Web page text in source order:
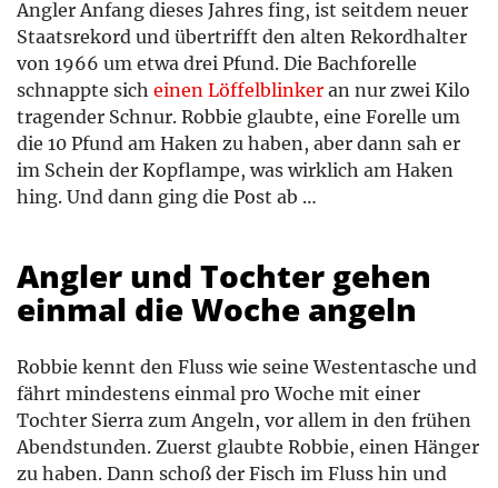
Angler Anfang dieses Jahres fing, ist seitdem neuer
Staatsrekord und übertrifft den alten Rekordhalter
von 1966 um etwa drei Pfund. Die Bachforelle
schnappte sich einen Löffelblinker an nur zwei Kilo
tragender Schnur. Robbie glaubte, eine Forelle um
die 10 Pfund am Haken zu haben, aber dann sah er
im Schein der Kopflampe, was wirklich am Haken
hing. Und dann ging die Post ab …
Angler und Tochter gehen
einmal die Woche angeln
Robbie kennt den Fluss wie seine Westentasche und
fährt mindestens einmal pro Woche mit einer
Tochter Sierra zum Angeln, vor allem in den frühen
Abendstunden. Zuerst glaubte Robbie, einen Hänger
zu haben. Dann schoß der Fisch im Fluss hin und